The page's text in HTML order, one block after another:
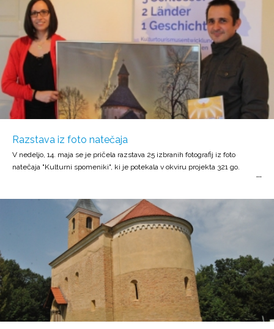
Razstava iz foto natečaja
V nedeljo, 14. maja se je pričela razstava 25 izbranih fotografij iz foto
natečaja "Kulturni spomeniki", ki je potekala v okviru projekta 321 go.